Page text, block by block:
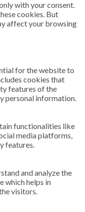
with your consent.
cookies. But
affect your browsing
for the website to
cookies that
features of the
personal information.
functionalities like
media platforms,
features.
and analyze the
which helps in
visitors.